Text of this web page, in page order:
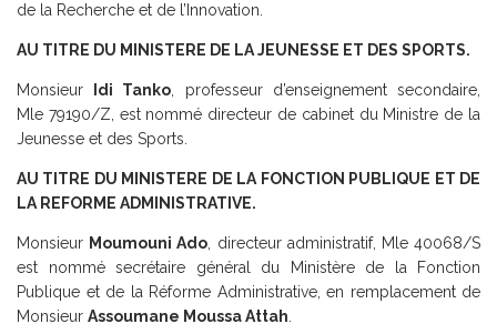
de la Recherche et de l’Innovation.
AU TITRE DU MINISTERE DE LA JEUNESSE ET DES SPORTS.
Monsieur Idi Tanko , professeur d’enseignement secondaire,
Mle 79190/Z, est nommé directeur de cabinet du Ministre de la
Jeunesse et des Sports.
AU TITRE DU MINISTERE DE LA FONCTION PUBLIQUE ET DE
LA REFORME ADMINISTRATIVE.
Monsieur Moumouni Ado , directeur administratif, Mle 40068/S
est nommé secrétaire général du Ministère de la Fonction
Publique et de la Réforme Administrative, en remplacement de
Monsieur Assoumane Moussa Attah